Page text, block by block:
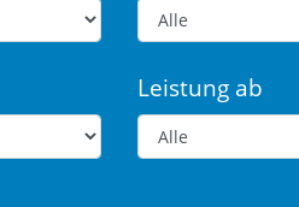
Leistung ab